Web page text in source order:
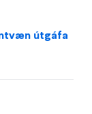
útgáfa